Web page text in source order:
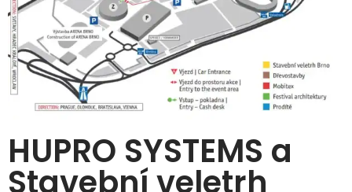
HUPRO SYSTEMS a
Stavební veletrh